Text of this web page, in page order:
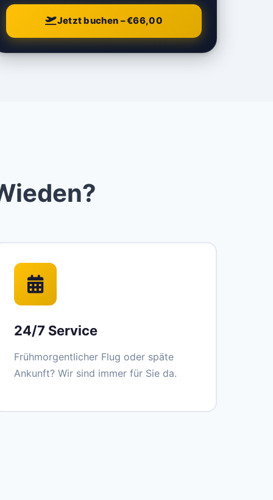
Jetzt buchen – €66,00
24/7 Service
Frühmorgentlicher Flug oder späte
Ankunft? Wir sind immer für Sie da.